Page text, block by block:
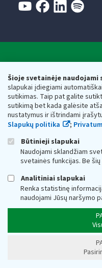
Šioje svetainėje naudojami
slapukai įdiegiami
sutikimas. Taip pat galite
sutikimą bet kada galėsite
nustatymus ir ištrindami
Slapukų politika
;
Būtinieji slapukai
Naudojami sklandžiam
svetainės funkcijas. Be
Analitiniai slapukai
Renka statistinę
naudojami Jūsų naršymo
Respublikos finansų
Biudžetinė įstaiga. Juridinio
adresas: Vasario 16-osios g.
vmi@vmi.lt, E. pristatymo
Duomenys apie Valstybinę
Respublikos finansų